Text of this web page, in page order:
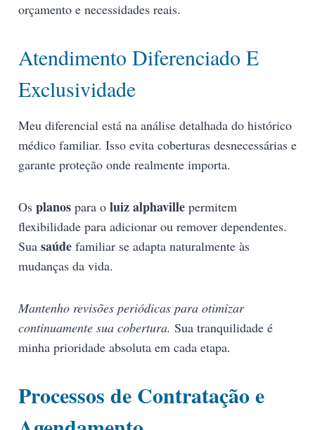
orçamento e necessidades reais.
Atendimento Diferenciado E
Exclusividade
Meu diferencial está na análise detalhada do histórico
médico familiar. Isso evita coberturas desnecessárias e
garante proteção onde realmente importa.
Os planos para o luiz alphaville permitem
flexibilidade para adicionar ou remover dependentes.
Sua saúde familiar se adapta naturalmente às
mudanças da vida.
Mantenho revisões periódicas para otimizar
continuamente sua cobertura. Sua tranquilidade é
minha prioridade absoluta em cada etapa.
Processos de Contratação e